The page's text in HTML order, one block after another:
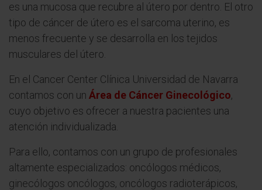
es una mucosa que recubre al útero por dentro. El otro
tipo de cáncer de útero es el sarcoma uterino, es
menos frecuente y se desarrolla en los tejidos
musculares del útero.
En el Cancer Center Clínica Universidad de Navarra
contamos con un Área de Cáncer Ginecológico,
cuyo objetivo es ofrecer a nuestra pacientes una
atención individualizada.
Para ello, contamos con un grupo de profesionales
altamente especializados: oncólogos médicos,
ginecólogos oncólogos, oncólogos radioterápicos,